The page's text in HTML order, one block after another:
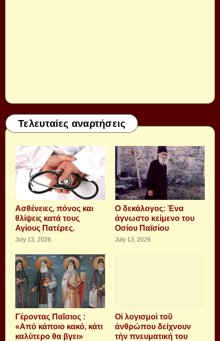
Τελευταίες αναρτήσεις
Aσθένειες, πόνος και
θλίψεις κατά τους
Αγίους Πατέρες.
July 13, 2026
Ο δεκάλογος: Ένα
άγνωστο κείμενο του
Οσίου Παϊσίου
July 13, 2026
Γέροντας Παΐσιος :
«Από κάποιο κακό, κάτι
καλύτερο θα βγει»
Οἱ λογισμοὶ τοῦ
ἀνθρώπου δείχνουν
τὴν πνευματική του